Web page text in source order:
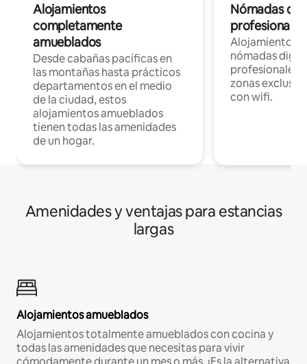
Alojamientos
completamente
amueblados
Desde cabañas pacíficas en
las montañas hasta prácticos
departamentos en el medio
de la ciudad, estos
alojamientos amueblados
tienen todas las amenidades
de un hogar.
Nómadas
Alojamientos
nómadas
profesionales
zonas
con wifi.
Amenidades y ventajas para estancias
largas
Alojamientos amueblados
Alojamientos totalmente amueblados con cocina y
todas las amenidades que necesitas para vivir